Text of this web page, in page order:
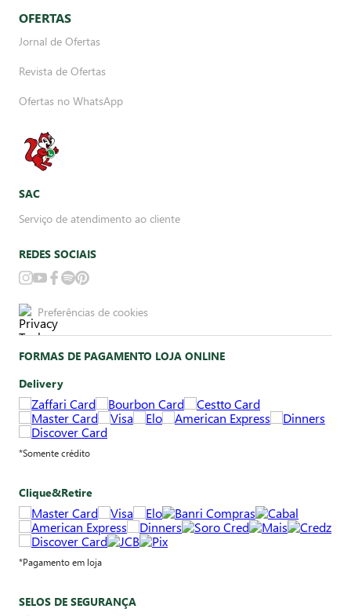
OFERTAS
Jornal de Ofertas
Revista de Ofertas
Ofertas no WhatsApp
SAC
Serviço de atendimento ao cliente
REDES SOCIAIS
Preferências de cookies
FORMAS DE PAGAMENTO LOJA ONLINE
Delivery
*Somente crédito
Clique&Retire
*Pagamento em loja
SELOS DE SEGURANÇA